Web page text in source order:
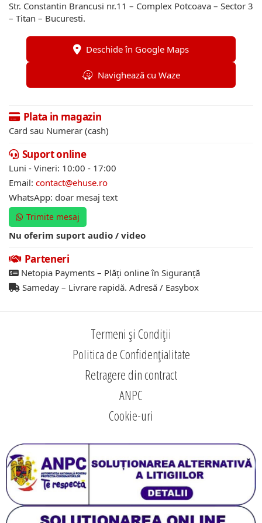
Str. Constantin Brancusi nr.11 – Complex Potcoava – Sector 3
– Titan – Bucuresti.
Deschide în Google Maps
Navighează cu Waze
Plata in magazin
Card sau Numerar (cash)
Suport online
Luni - Vineri: 10:00 - 17:00
Email: contact@ehuse.ro
WhatsApp: doar mesaj text
Trimite mesaj
Nu oferim suport audio / video
Parteneri
Netopia Payments – Plăți online în Siguranță
Sameday – Livrare rapidă. Adresă / Easybox
Termeni și Condiții
Politica de Confidențialitate
Retragere din contract
ANPC
Cookie-uri